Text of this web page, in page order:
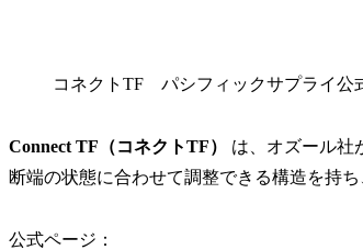
コネクトTF パシフィックサプライ公
Connect TF（コネクトTF） は、オズール社
断端の状態に合わせて調整できる構造を持
公式ページ：